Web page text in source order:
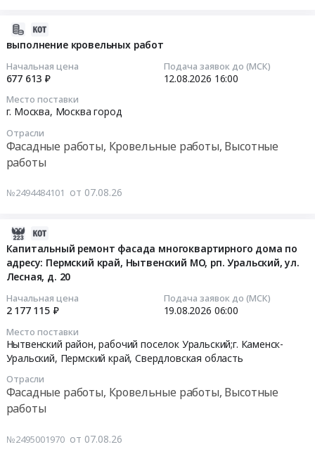
250).
выполнение кровельных работ
Начальная цена
677 613 ₽
Подача заявок до (МСК)
12.08.2026 16:00
Место поставки
г. Москва, Москва город
Отрасли
Фасадные работы, Кровельные работы, Высотные
работы
№2494484101 от 07.08.26
Капитальный ремонт фасада многоквартирного дома по
адресу: Пермский край, Нытвенский МО, рп. Уральский, ул.
Лесная, д. 20
Начальная цена
2 177 115 ₽
Подача заявок до (МСК)
19.08.2026 06:00
Место поставки
Нытвенский район, рабочий поселок Уральский;г. Каменск-
Уральский, Пермский край,Свердловская область
Отрасли
Фасадные работы, Кровельные работы, Высотные
работы
№2495001970 от 07.08.26